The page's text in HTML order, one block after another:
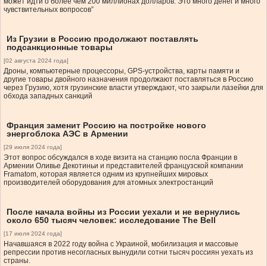
чувствительных вопросов”
Из Грузии в Россию продолжают поставлять
подсанкционные товары
[02 августа 2024 года]
Дроны, компьютерные процессоры, GPS-устройства, карты памяти и
другие товары двойного назначения продолжают поставляться в Россию
через Грузию, хотя грузинские власти утверждают, что закрыли лазейки для
обхода западных санкций
Франция заменит Россию на постройке нового
энергоблока АЭС в Армении
[29 июля 2024 года]
Этот вопрос обсуждался в ходе визита на станцию посла Франции в
Армении Оливье Декотиньи и представителей французской компании
Framatom, которая является одним из крупнейших мировых
производителей оборудования для атомных электростанций
После начала войны из России уехали и не вернулись
около 650 тысяч человек: исследование The Bell
[17 июля 2024 года]
Начавшаяся в 2022 году война с Украиной, мобилизация и массовые
репрессии против несогласных вынудили сотни тысяч россиян уехать из
страны.